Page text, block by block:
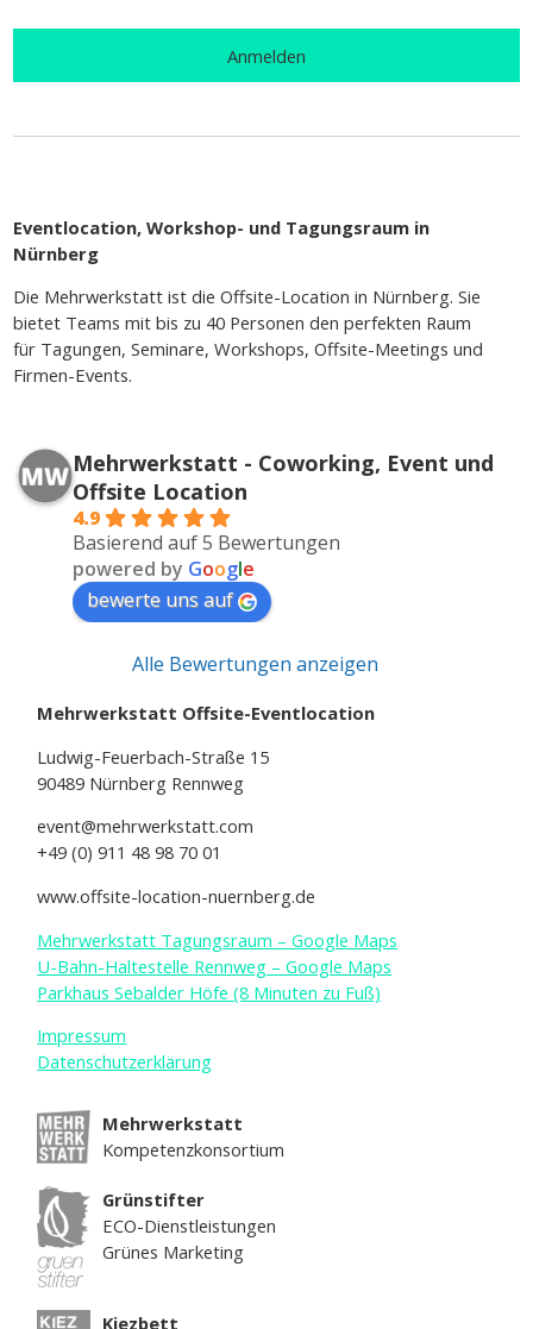
Eventlocation, Workshop- und Tagungsraum in
Nürnberg
Die Mehrwerkstatt ist die Offsite-Location in Nürnberg. Sie
bietet Teams mit bis zu 40 Personen den perfekten Raum
für Tagungen, Seminare, Workshops, Offsite-Meetings und
Firmen-Events.
Mehrwerkstatt - Coworking, Event und
Offsite Location
4.9
Basierend auf 5 Bewertungen
powered by Google
bewerte uns auf
Alle Bewertungen anzeigen
Mehrwerkstatt Offsite-Eventlocation
Ludwig-Feuerbach-Straße 15
90489 Nürnberg Rennweg
event@mehrwerkstatt.com
+49 (0) 911 48 98 70 01
www.offsite-location-nuernberg.de
Mehrwerkstatt Tagungsraum – Google Maps
U-Bahn-Haltestelle Rennweg – Google Maps
Parkhaus Sebalder Höfe (8 Minuten zu Fuß)
Impressum
Datenschutzerklärung
Mehrwerkstatt
Kompetenzkonsortium
Grünstifter
ECO-Dienstleistungen
Grünes Marketing
Kiezbett